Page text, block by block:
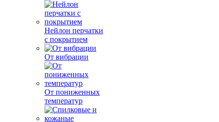
Нейлон перчатки
с покрытием
От вибрации
От пониженных
температур